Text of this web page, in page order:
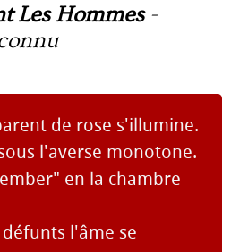
Les Hommes-
de rose s'illumine.
l'averse monotone.
en la chambre
l'âme se